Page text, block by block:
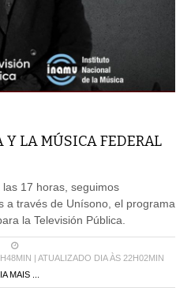
Y LA MÚSICA FEDERAL
17 horas, seguimos
a través de Unísono, el programa
la Televisión Pública.
| ATUALIZADO DIA ÀS 22H02MIN
MAIS ...